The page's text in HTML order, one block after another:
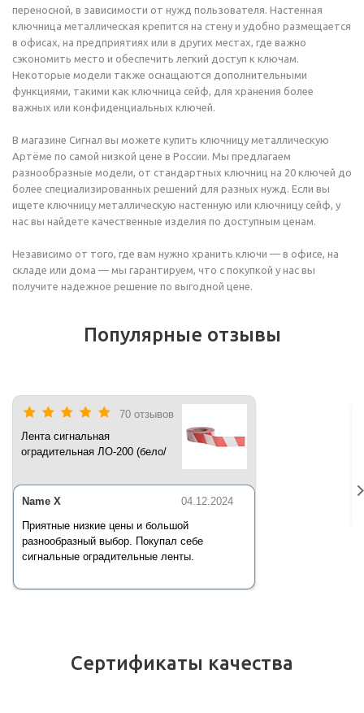
переносной, в зависимости от нужд пользователя. Настенная
ключница металлическая крепится на стену и удобно размещается
в офисах, на предприятиях или в других местах, где важно
сэкономить место и обеспечить легкий доступ к ключам.
Некоторые модели также оснащаются дополнительными
функциями, такими как ключница сейф, для хранения более
важных или конфиденциальных ключей.
В магазине Сигнал вы можете купить ключницу металлическую
Артёме по самой низкой цене в России. Мы предлагаем
разнообразные модели, от стандартных ключниц на 20 ключей до
более специализированных решений для разных нужд. Если вы
ищете ключницу металлическую настенную или ключницу сейф, у
нас вы найдете качественные изделия по доступным ценам.
Независимо от того, где вам нужно хранить ключи — в офисе, на
складе или дома — мы гарантируем, что с покупкой у нас вы
получите надежное решение по выгодной цене.
Популярные отзывы
70 отзывов
Лента сигнальная
оградительная ЛО-200 (бело/
04.12.2024
Name X
Приятные низкие цены и большой
разнообразный выбор. Покупал себе
сигнальные оградительные ленты.
Сертификаты качества